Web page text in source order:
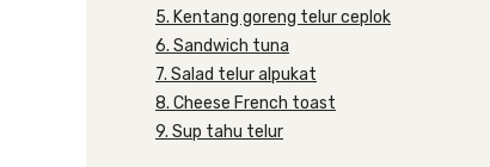
5. Kentang goreng telur ceplok
6. Sandwich tuna
7. Salad telur alpukat
8. Cheese French toast
9. Sup tahu telur